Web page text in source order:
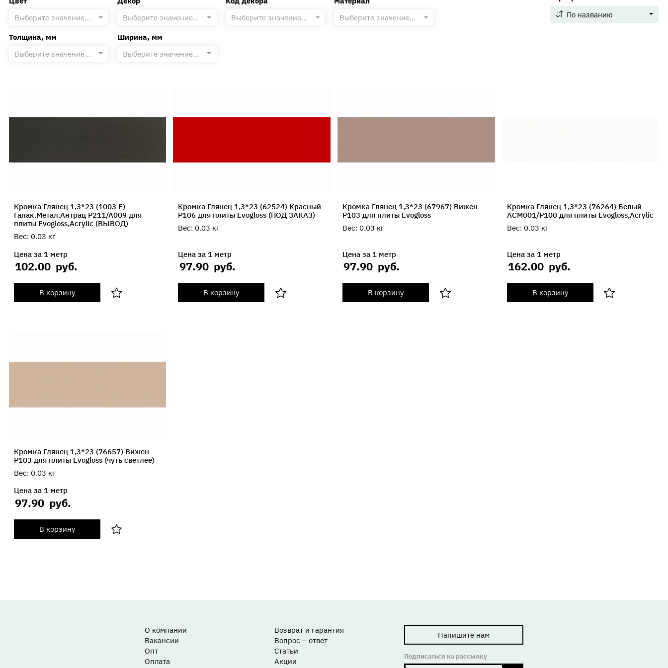
Напишите нам
Выберите значение...
Выберите значение...
Выберите значение...
Выберите значение...
Толщина, мм
Выберите значение...
Ширина, мм
Выберите значение...
По названию
Кромка Глянец 1,3*23 (1003 E)
Галак.Метал.Антрац P211/A009 для
плиты Evogloss,Acrylic (ВЫВОД)
Вес: 0.03 кг
Цена за 1 метр
102.00 руб.
В корзину
Кромка Глянец 1,3*23 (62524) Красный
Р106 для плиты Evogloss (ПОД ЗАКАЗ)
Вес: 0.03 кг
Цена за 1 метр
97.90 руб.
В корзину
Кромка Глянец 1,3*23 (67967) Вижен
P103 для плиты Evogloss
Вес: 0.03 кг
Цена за 1 метр
97.90 руб.
В корзину
Кромка Глянец 1,3*23 (76264) Белый
ACM001/P100 для плиты Evogloss,Acrylic
Вес: 0.03 кг
Цена за 1 метр
162.00 руб.
В корзину
Кромка Глянец 1,3*23 (76657) Вижен
P103 для плиты Evogloss (чуть светлее)
Вес: 0.03 кг
Цена за 1 метр
97.90 руб.
В корзину
О компании
Вакансии
Опт
Оплата
Возврат и гарантия
Вопрос – ответ
Статьи
Акции
Напишите нам
Подписаться на рассылку